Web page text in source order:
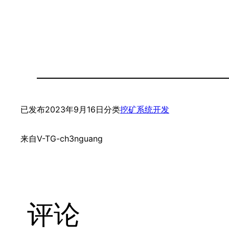
已发布2023年9月16日分类挖矿系统开发
来自V-TG-ch3nguang
评论